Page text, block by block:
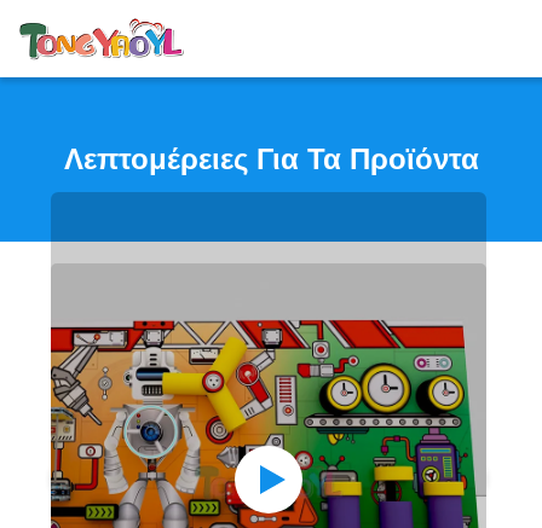
Λεπτομέρειες Για Τα Προϊόντα